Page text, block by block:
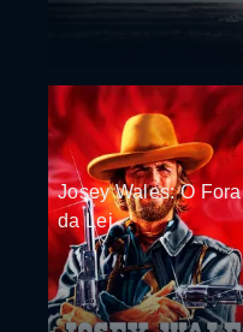
Josey Wales: O Fora
da Lei